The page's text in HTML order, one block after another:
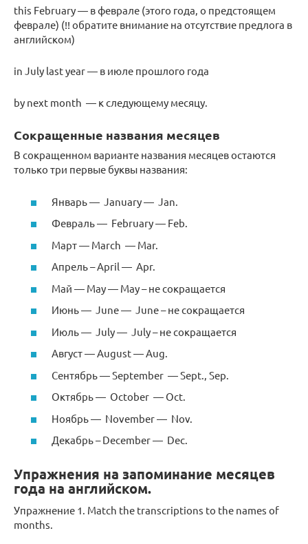
this February — в феврале (этого года, о предстоящем
феврале) (!! обратите внимание на отсутствие предлога в
английском)
in July last year — в июле прошлого года
by next month — к следующему месяцу.
Сокращенные названия месяцев
В сокращенном варианте названия месяцев остаются
только три первые буквы названия:
Январь — January — Jan.
Февраль — February — Feb.
Март — March — Mar.
Апрель – April — Apr.
Май — May — May – не сокращается
Июнь — June — June – не сокращается
Июль — July — July – не сокращается
Август — August — Aug.
Сентябрь — September — Sept., Sep.
Октябрь — October — Oct.
Ноябрь — November — Nov.
Декабрь – December — Dec.
Упражнения на запоминание месяцев
года на английском.
Упражнение 1. Match the transcriptions to the names of
months.